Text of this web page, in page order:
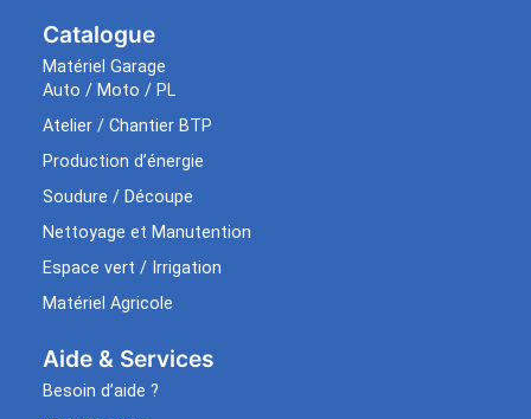
Catalogue
Matériel Garage
Auto / Moto / PL
Atelier / Chantier BTP
Production d’énergie
Soudure / Découpe
Nettoyage et Manutention
Espace vert / Irrigation
Matériel Agricole
Aide & Services​
Besoin d’aide ?